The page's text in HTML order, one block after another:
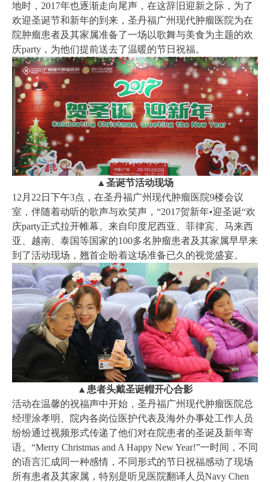
地时，2017年也逐渐走向尾声，在这辞旧迎新之际，为了
欢迎圣诞节和新年的到来， 圣丹福广州现代肿瘤医院为在
院肿瘤患者及其家属准备了一场以歌舞与美食为主题的欢
庆party，为他们提前送去了温暖的节日祝福。
▲圣诞节活动现场
12月22日下午3点，在圣丹福广州现代肿瘤医院9楼会议
室，伴随着动听的歌声与欢笑声，“2017贺新年•迎圣诞“欢
庆party正式拉开帷幕。来自印度尼西亚、菲律宾、马来西
亚、越南、泰国等国家的100多名肿瘤患者及其家属早早来
到了活动现场，翘首企盼着这场准备已久的视觉盛宴。
▲患者头戴圣诞帽开心合影
活动在温馨的祝福声中开始，圣丹福广州现代肿瘤医院总
经理涂孝明、院内各岗位医护代表及海外办事处工作人员
纷纷通过视频形式传递了他们对在院患者的圣诞及新年寄
语。“Merry Christmas and A Happy New Year!”一时间，不同
的语言汇成同一种感情，不同形式的节日祝福感动了现场
所有患者及其家属，特别是听见医院翻译人员Navy Chen